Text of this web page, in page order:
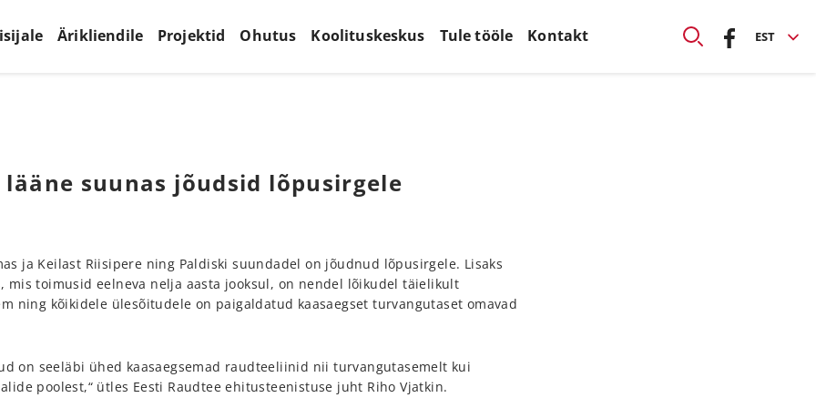
Ärikliendile Projektid Ohutus Koolituskeskus Tule tööle Kontakt EST
suunas jõudsid lõpusirgele
ja Keilast Riisipere ning Paldiski suundadel on jõudnud lõpusirgele. Lisaks
mis toimusid eelneva nelja aasta jooksul, on nendel lõikudel täielikult
ning kõikidele ülesõitudele on paigaldatud kaasaegset turvangutaset omavad
on seeläbi ühed kaasaegsemad raudteeliinid nii turvangutasemelt kui
poolest,“ ütles Eesti Raudtee ehitusteenistuse juht Riho Vjatkin.